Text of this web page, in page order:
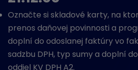
Označte si skladové karty, na
prenos daňovej povinnosti a
doplní do odoslanej faktúry vo
sadzbu DPH, typ sumy a doplní
oddiel KV DPH A2.